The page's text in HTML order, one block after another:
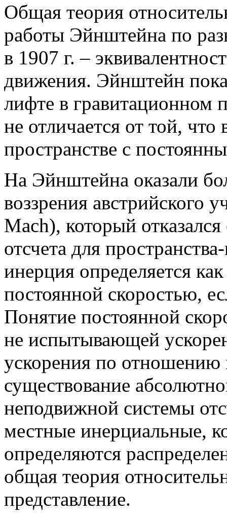
Общая теория
работы Эйнштейна по
в 1907 г. –
движения. Эйнштейн
лифте в гравитационном
не отличается от той,
пространстве с
На Эйнштейна оказали
воззрения австрийского
Mach), который
отсчета для
инерция определяется
постоянной скоростью,
Понятие постоянной
не испытывающей
ускорения по отношению
существование
неподвижной системы
местные инерциальные,
определяются
общая теория
представление.